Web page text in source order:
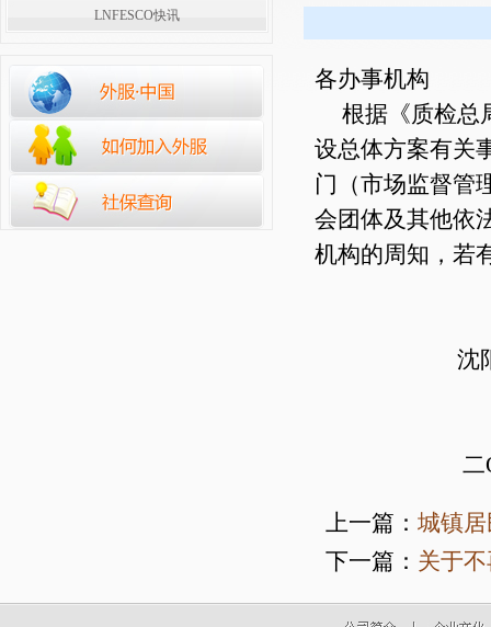
LNFESCO快讯
各办事机构
根据《质检总
设总体方案有关
门（市场监督管
会团体及其他依
机构的周知，若
沈阳标
二O一六
上一篇： 城镇
下一篇： 关于